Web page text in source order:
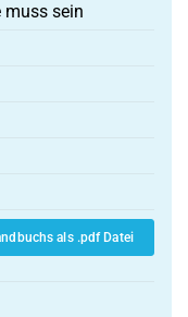
muss sein
als .pdf Datei